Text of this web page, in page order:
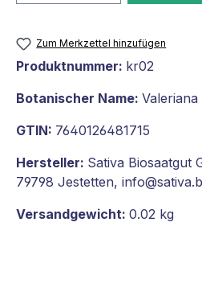
Zum Merkzettel hinzufügen
Produktnummer: kr02
Botanischer Name:
GTIN: 7640126481715
Hersteller: Sativa Biosaatgut
79798 Jestetten,
Versandgewicht: 0.02 kg